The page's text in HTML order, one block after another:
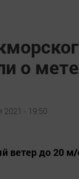
о
2021 - 19:50
ветер до 20 м/